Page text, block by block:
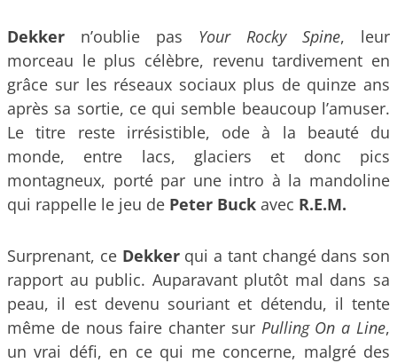
Dekker n’oublie pas Your Rocky Spine, leur
morceau le plus célèbre, revenu tardivement en
grâce sur les réseaux sociaux plus de quinze ans
après sa sortie, ce qui semble beaucoup l’amuser.
Le titre reste irrésistible, ode à la beauté du
monde, entre lacs, glaciers et donc pics
montagneux, porté par une intro à la mandoline
qui rappelle le jeu de Peter Buck avec R.E.M.
Surprenant, ce Dekkerqui a tant changé dans son
rapport au public. Auparavant plutôt mal dans sa
peau, il est devenu souriant et détendu, il tente
même de nous faire chanter sur Pulling On a Line,
un vrai défi, en ce qui me concerne, malgré des